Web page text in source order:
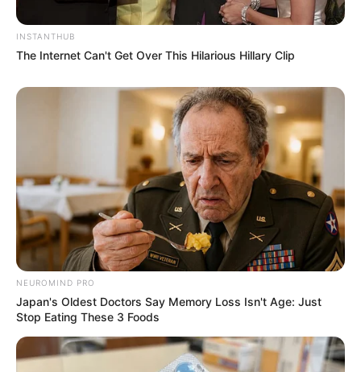
INSTANTHUB
The Internet Can't Get Over This Hilarious Hillary Clip
NEUROMIND PRO
Japan's Oldest Doctors Say Memory Loss Isn't Age: Just
Stop Eating These 3 Foods